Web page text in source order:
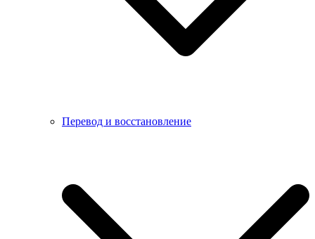
Перевод и восстановление